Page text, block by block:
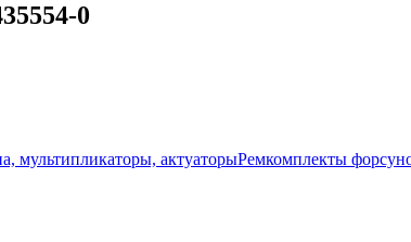
0
мультипликаторы, актуаторыРемкомплекты